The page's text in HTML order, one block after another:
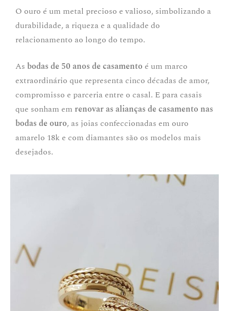
O ouro é um metal precioso e valioso, simbolizando a
durabilidade, a riqueza e a qualidade do
relacionamento ao longo do tempo.
As bodas de 50 anos de casamento é um marco
extraordinário que representa cinco décadas de amor,
compromisso e parceria entre o casal. E para casais
que sonham em renovar as alianças de casamento nas
bodas de ouro, as joias confeccionadas em ouro
amarelo 18k e com diamantes são os modelos mais
desejados.